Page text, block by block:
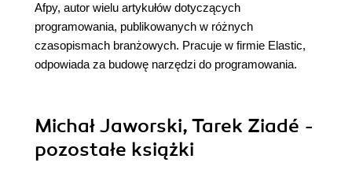
Afpy, autor wielu artykułów dotyczących
programowania, publikowanych w różnych
czasopismach branżowych. Pracuje w firmie Elastic,
odpowiada za budowę narzędzi do programowania.
Michał Jaworski, Tarek Ziadé -
pozostałe książki